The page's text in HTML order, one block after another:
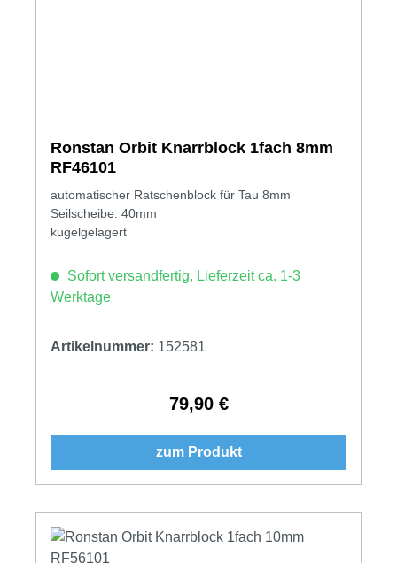
Ronstan Orbit Knarrblock 1fach 8mm
RF46101
automatischer Ratschenblock für Tau 8mm
Seilscheibe: 40mm
kugelgelagert
Sofort versandfertig, Lieferzeit ca. 1-3
Werktage
Artikelnummer: 152581
Regulärer Preis:
79,90 €
zum Produkt